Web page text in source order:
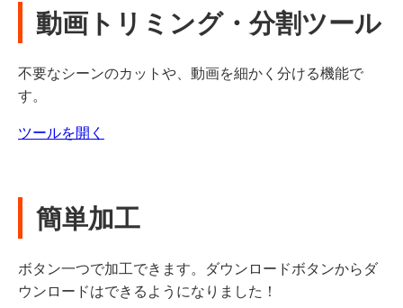
動画トリミング・分割ツール
不要なシーンのカットや、動画を細かく分ける機能で
す。
ツールを開く
簡単加工
ボタン一つで加工できます。ダウンロードボタンからダ
ウンロードはできるようになりました！